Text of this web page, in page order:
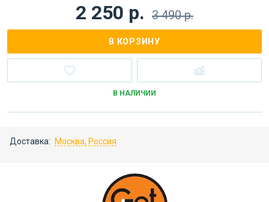
2 250 р. 3 490 р.
В КОРЗИНУ
В НАЛИЧИИ
Доставка: Москва, Россия